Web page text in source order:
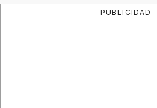
PUBLICIDAD